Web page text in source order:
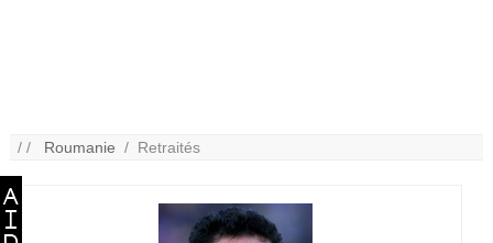
/ / Roumanie / Retraités